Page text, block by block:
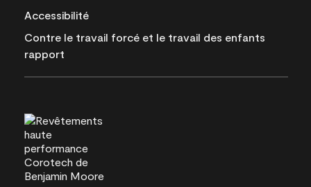
Accessibilité
Contre le travail forcé et le travail des enfants
rapport